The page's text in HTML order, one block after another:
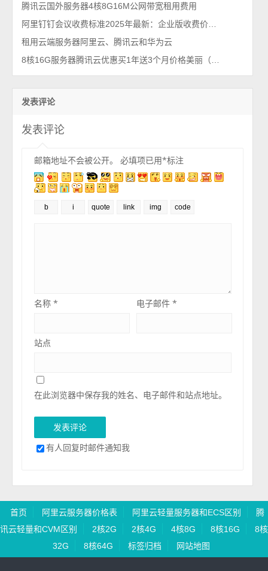
腾讯云国外服务器4核8G16M公网带宽租用费用
租用云端服务器阿里云、腾讯云和华为云
发表评论
发表评论
邮箱地址不会被公开。 必填项已用*标注
名称* 电子邮件*
站点
在此浏览器中保存我的姓名、电子邮件和站点地址。
有人回复时邮件通知我
首页 阿里云服务器价格表 阿里云轻量服务器和ECS区别
腾
讯云轻量和CVM区别
2核2G 2核4G 4核8G 8核16G
8核
32G
8核64G 标签归档 网站地图